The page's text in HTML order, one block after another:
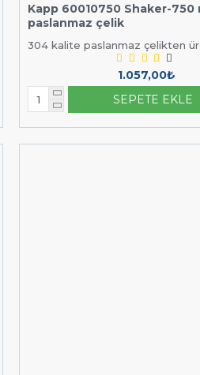
Kapp 60010750 Shaker-750
paslanmaz çelik
304 kalite paslanmaz çelikten
1.057,00₺
SEPETE EKLE